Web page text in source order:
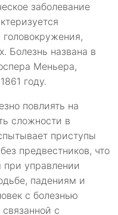
заболевание
Болезнь названа в
Меньера,
году.
повлиять на
сложности в
приступы
предвестников, что
при управлении
падениям и
с болезнью
с